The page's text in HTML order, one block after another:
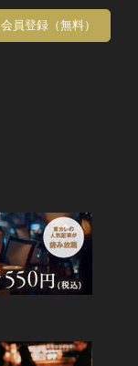
会員登録（無料）